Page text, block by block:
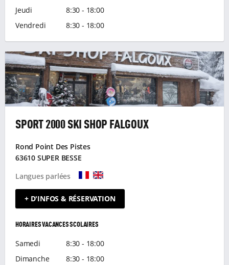
Jeudi
8:30 - 18:00
Vendredi
8:30 - 18:00
SPORT 2000 SKI SHOP FALGOUX
Rond Point Des Pistes
63610 SUPER BESSE
Langues parlées
+ D'INFOS & RÉSERVATION
HORAIRES VACANCES SCOLAIRES
Samedi
8:30 - 18:00
Dimanche
8:30 - 18:00